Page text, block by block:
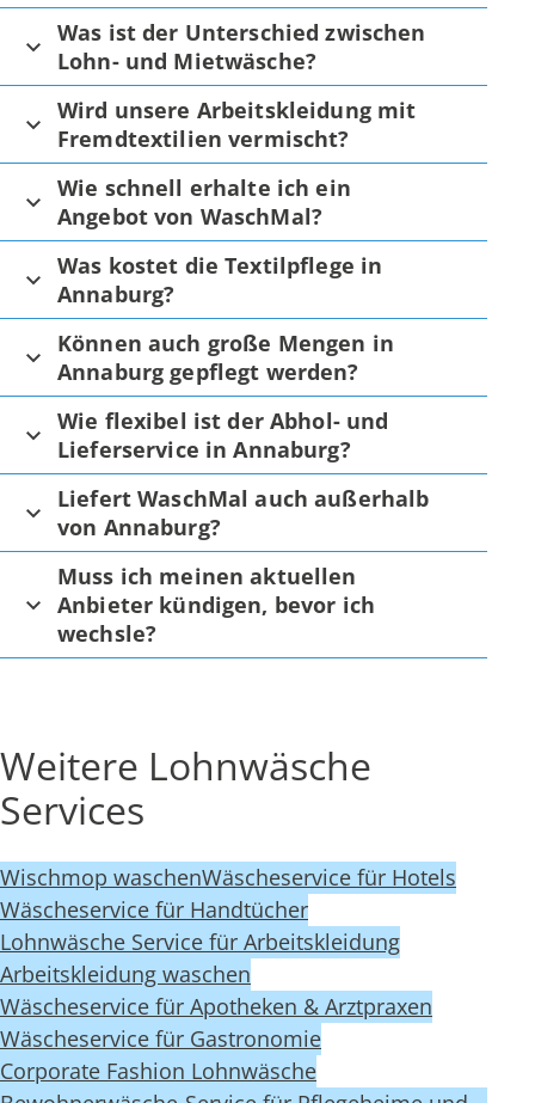
Was ist der Unterschied zwischen
Lohn- und Mietwäsche?
Wird unsere Arbeitskleidung mit
Fremdtextilien vermischt?
Wie schnell erhalte ich ein
Angebot von WaschMal?
Was kostet die Textilpflege in
Annaburg?
Können auch große Mengen in
Annaburg gepflegt werden?
Wie flexibel ist der Abhol- und
Lieferservice in Annaburg?
Liefert WaschMal auch außerhalb
von Annaburg?
Muss ich meinen aktuellen
Anbieter kündigen, bevor ich
wechsle?
Weitere Lohnwäsche
Services
Wischmop waschenWäscheservice für Hotels
Wäscheservice für Handtücher
Lohnwäsche Service für Arbeitskleidung
Arbeitskleidung waschen
Wäscheservice für Apotheken & Arztpraxen
Wäscheservice für Gastronomie
Corporate Fashion Lohnwäsche